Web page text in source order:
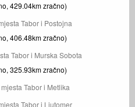
429.04km zračno)
Tabor i Postojna
406.48km zračno)
Tabor i Murska Sobota
325.93km zračno)
Tabor i Metlika
Tabor i Ljutomer